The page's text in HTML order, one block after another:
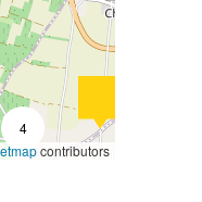
4
contributors